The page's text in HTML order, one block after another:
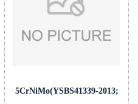
5CrNiMo(YSBS41339-2013;